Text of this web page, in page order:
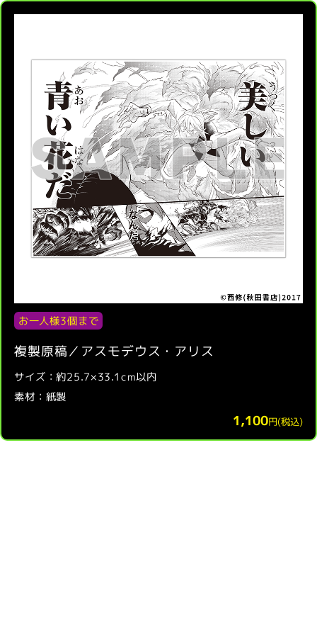
お一人様3個まで
複製原稿／アスモデウス・アリス
サイズ：約25.7×33.1cm以内
素材：紙製
1,100円(税込)